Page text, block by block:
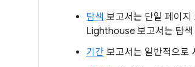
탐색 보고서는 단일 페이
Lighthouse 보고서는 탐색
기간 보고서는 일반적으로